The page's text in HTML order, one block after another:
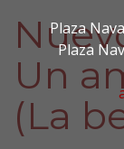
Plaza
Plaza
Un
(La